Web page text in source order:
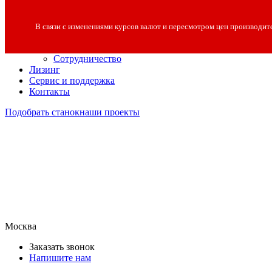
В связи с изменениями курсов валют и пересмотром цен
О компании
Сотрудничество
Лизинг
Сервис и поддержка
Контакты
Подобрать станокнаши проекты
Москва
Заказать звонок
Напишите нам